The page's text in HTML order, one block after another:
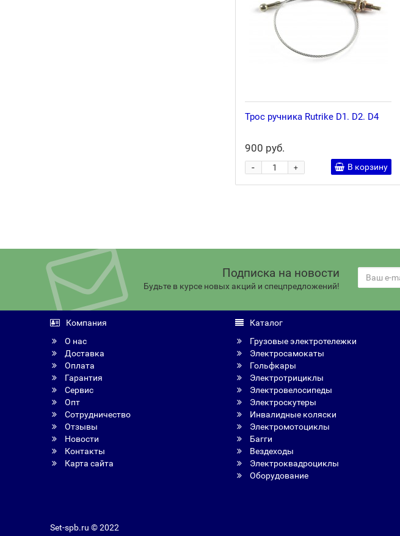
Трос ручника Rutrike D1. D2. D4
900 руб.
+
- В корзину
Подписка на новости
Будьте в курсе новых акций и спецпредложений!
Компания
О нас
Доставка
Оплата
Гарантия
Сервис
Опт
Сотрудничество
Отзывы
Новости
Контакты
Карта сайта
Каталог
Грузовые электротележки
Электросамокаты
Гольфкары
Электротрициклы
Электровелосипеды
Электроскутеры
Инвалидные коляски
Электромотоциклы
Багги
Вездеходы
Электроквадроциклы
Оборудование
Set-spb.ru © 2022